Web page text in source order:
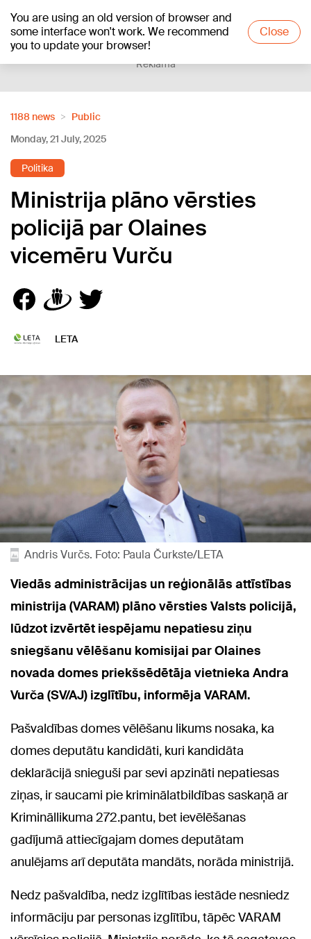
You are using an old version of browser and
some interface won't work. We recommend
you to update your browser!
Close
+10°C
Reklāma
1188 news
Public
Monday, 21 July, 2025
Politika
Ministrija plāno vērsties
policijā par Olaines
vicemēru Vurču
LETA
Andris Vurčs. Foto: Paula Čurkste/LETA
Viedās administrācijas un reģionālās attīstības
ministrija (VARAM) plāno vērsties Valsts policijā,
lūdzot izvērtēt iespējamu nepatiesu ziņu
sniegšanu vēlēšanu komisijai par Olaines
novada domes priekšsēdētāja vietnieka Andra
Vurča (SV/AJ) izglītību, informēja VARAM.
Pašvaldības domes vēlēšanu likums nosaka, ka
domes deputātu kandidāti, kuri kandidāta
deklarācijā snieguši par sevi apzināti nepatiesas
ziņas, ir saucami pie kriminālatbildības saskaņā ar
Krimināllikuma 272.pantu, bet ievēlēšanas
gadījumā attiecīgajam domes deputātam
anulējams arī deputāta mandāts, norāda ministrijā.
Nedz pašvaldība, nedz izglītības iestāde nesniedz
informāciju par personas izglītību, tāpēc VARAM